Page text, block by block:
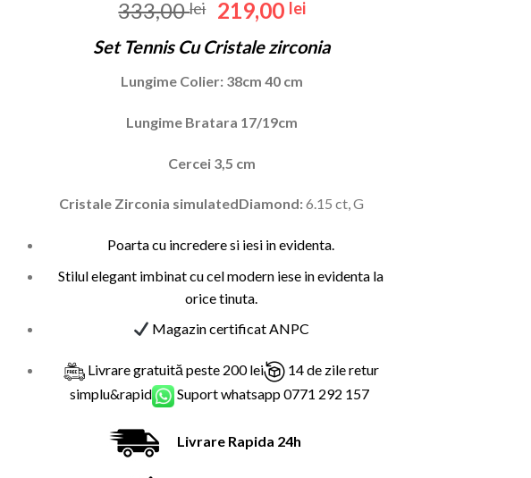
Evaluat la
5.00din 5
2
evaluări de
333,00lei
Prețul
inițial
a
fost:
333,00 lei.
219,00 leiPrețul
este:
Set Tennis Cu Cristale zirconia
Lungime Colier: 38cm 40 cm
Lungime Bratara 17/19cm
Cercei 3,5 cm
Cristale Zirconia simulatedDiamond:6.15 ct, G
Poarta cu incredere si iesi in evidenta.
Stilul elegant imbinat cu cel modern iese in evidenta la
orice tinuta.
Magazin certificat ANPC
Livrare gratuită peste 200 lei
14 de zile retur
simplu&rapid
Suport whatsapp 0771 292 157
Livrare Rapida 24h